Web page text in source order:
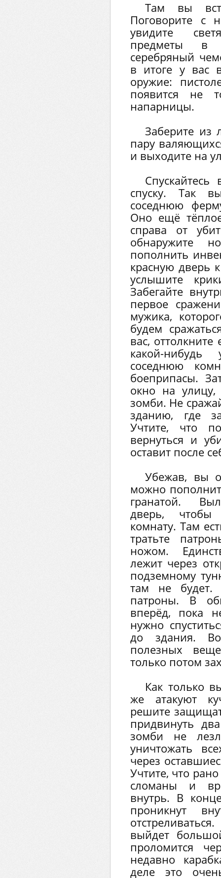
Там вы
Поговорите с
увидите
предметы в
серебряный
в итоге у вас
оружие:
появится не
напарницы.
Заберите из
пару
и выходите на
спуску. Так
соседнюю
Оно ещё
справа от
обнаружите
пополнить
красную дверь
услышите
Забегайте
первое
мужика,
будем
вас,
какой-
соседнюю
боеприпасы.
окно на улицу,
зомби. Не
зданию, где
Учтите, что
вернуться и
оставит после
Убежав, вы
можно
гранатой.
дверь,
комнату. Там
тратьте
ножом.
лежит через
подземному
там не будет.
патроны. В
вперёд, пока
нужно
до здания.
полезных
только потом
Как только
же атакуют
решите
придвинуть
зомби не
уничтожать
через
Учтите, что
сломаны и
внутрь. В
проникнут
выйдет
проломится
недавно
деле это